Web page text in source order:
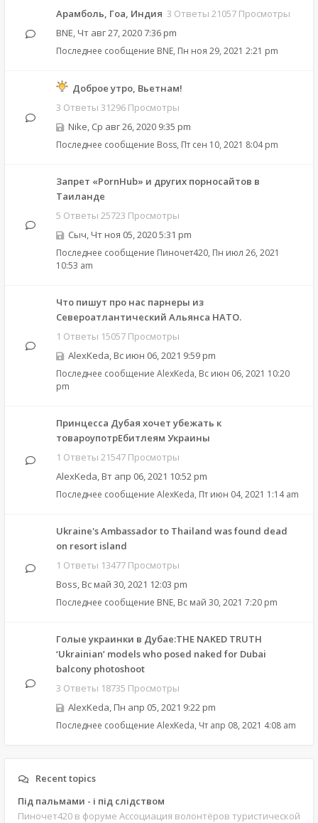
Арамболь, Гоа, Индия 3 Ответы 21057 Просмотры
BNE, Чт авг 27, 2020 7:36 pm
Последнее сообщение BNE, Пн ноя 29, 2021 2:21 pm
Доброе утро, Вьетнам!
3 Ответы 31296 Просмотры
Nike, Ср авг 26, 2020 9:35 pm
Последнее сообщение Boss, Пт сен 10, 2021 8:04 pm
Запрет «PornHub» и других порносайтов в
Таиланде
5 Ответы 25723 Просмотры
Сыч, Чт ноя 05, 2020 5:31 pm
Последнее сообщение Пиночет420, Пн июл 26, 2021
10:53 am
Что пишут про нас парнеры из
Североатлантический Альянса НАТО.
1 Ответы 15057 Просмотры
AlexKeda, Вс июн 06, 2021 9:59 pm
Последнее сообщение AlexKeda, Вс июн 06, 2021 10:20
pm
Принцесса Дубая хочет убежать к
товароупотрЕбитлеям Украины
1 Ответы 21547 Просмотры
AlexKeda, Вт апр 06, 2021 10:52 pm
Последнее сообщение AlexKeda, Пт июн 04, 2021 1:14 am
Ukraine's Ambassador to Thailand was found dead
on resort island
1 Ответы 13477 Просмотры
Boss, Вс май 30, 2021 12:03 pm
Последнее сообщение BNE, Вс май 30, 2021 7:20 pm
Голые украинки в Дубае:THE NAKED TRUTH
‘Ukrainian’ models who posed naked for Dubai
balcony photoshoot
3 Ответы 18735 Просмотры
AlexKeda, Пн апр 05, 2021 9:22 pm
Последнее сообщение AlexKeda, Чт апр 08, 2021 4:08 am
Recent topics
Під пальмами - і під слідством
Пиночет420 в форуме Ассоциация волонтёров туристической